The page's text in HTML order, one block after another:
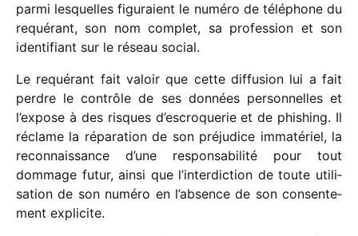
parmi lesquelles figu­raient le numéro de télé­phone du
requé­rant, son nom complet, sa profes­sion et son
iden­ti­fiant sur le réseau social.
Le requé­rant fait valoir que cette diffu­sion lui a fait
perdre le contrôle de ses données person­nelles et
l’expose à des risques d’escroquerie et de phishing. Il
réclame la répa­ra­tion de son préju­dice imma­té­riel, la
recon­nais­sance d’une respon­sa­bi­lité pour tout
dommage futur, ainsi que l’interdiction de toute utili­
sa­tion de son numéro en l’absence de son consen­te­
ment explicite.